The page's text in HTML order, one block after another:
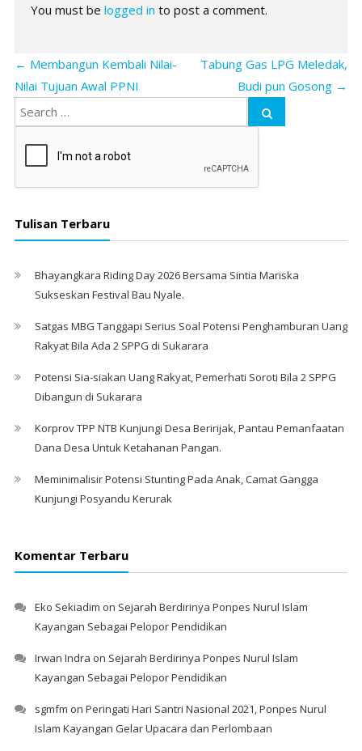
You must be logged in to post a comment.
← Membangun Kembali Nilai-
Nilai Tujuan Awal PPNI
Tabung Gas LPG Meledak,
Budi pun Gosong →
Tulisan Terbaru
Bhayangkara Riding Day 2026 Bersama Sintia Mariska
Sukseskan Festival Bau Nyale. ‎
Satgas MBG Tanggapi Serius Soal Potensi Penghamburan Uang
Rakyat Bila Ada 2 SPPG di Sukarara
Potensi Sia-siakan Uang Rakyat, Pemerhati Soroti Bila 2 SPPG
Dibangun di Sukarara
Korprov TPP NTB Kunjungi Desa Beririjak, Pantau Pemanfaatan
Dana Desa Untuk Ketahanan Pangan.
Meminimalisir Potensi Stunting Pada Anak, Camat Gangga
Kunjungi Posyandu Kerurak
Komentar Terbaru
Eko Sekiadim on Sejarah Berdirinya Ponpes Nurul Islam
Kayangan Sebagai Pelopor Pendidikan
Irwan Indra on Sejarah Berdirinya Ponpes Nurul Islam
Kayangan Sebagai Pelopor Pendidikan
sgmfm on Peringati Hari Santri Nasional 2021, Ponpes Nurul
Islam Kayangan Gelar Upacara dan Perlombaan